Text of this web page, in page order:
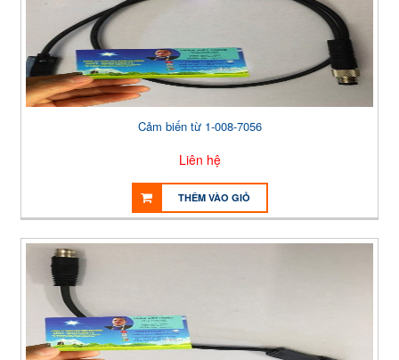
Cảm biến từ 1-008-7056
Liên hệ
THÊM VÀO GIỎ